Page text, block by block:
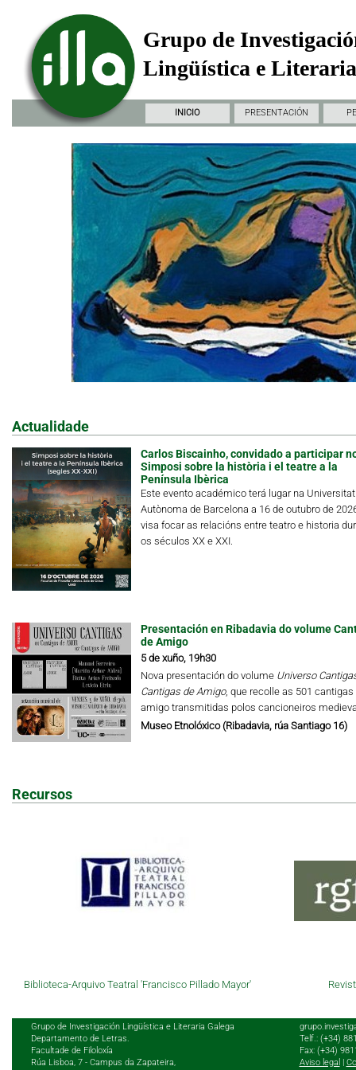
Grupo de
Lingüística e
INICIO PRESENTACIÓN
Actualidade
Carlos Biscainho, convidado a participar
Simposi sobre la història i el teatre a la
Península Ibèrica
Este evento académico terá lugar na Universitat
Autònoma de Barcelona a 16 de outubro de
visa focar as relacións entre teatro e historia
os séculos XX e XXI.
Presentación en Ribadavia do volume
de Amigo
5 de xuño, 19h30
Nova presentación do volume Universo
Cantigas de Amigo, que recolle as 501 cantigas
amigo transmitidas polos cancioneiros
Museo Etnolóxico (Ribadavia, rúa Santiago 16)
Recursos
Biblioteca-Arquivo Teatral 'Francisco Pillado Mayor'
Grupo de Investigación Lingüística e Literaria Galega
Departamento de Letras.
Facultade de Filoloxía
Rúa Lisboa, 7 - Campus da Zapateira,
Telf.: (+34)
Fax: (+34)
Aviso legal |